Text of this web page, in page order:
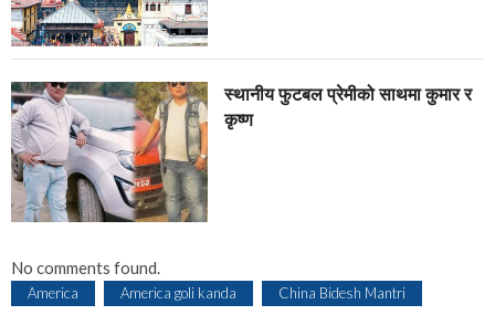
स्थानीय फुटबल प्रेमीको साथमा कुमार र
कृष्ण
No comments found.
America America goli kanda China Bidesh Mantri